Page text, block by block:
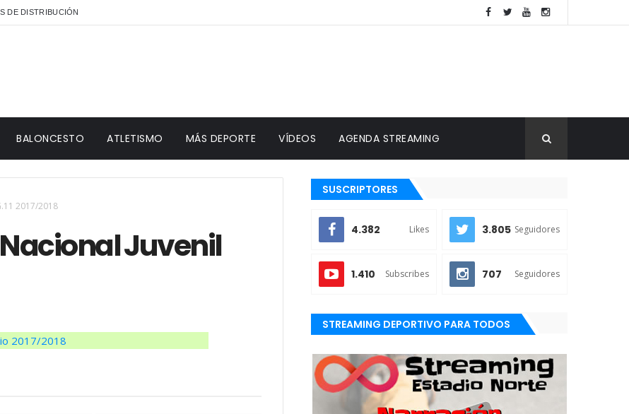
DE DISTRIBUCIÓN
BALONCESTO ATLETISMO MÁS DEPORTE VÍDEOS AGENDA STREAMING
2017/2018
Juvenil
2017/2018
SUSCRIPTORES
4.382 Likes 3.805 Seguidores
1.410 Subscribes 707 Seguidores
STREAMING DEPORTIVO PARA TODOS